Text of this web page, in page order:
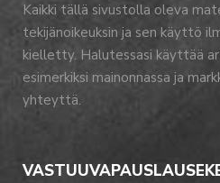
Kaikki tällä sivustolla oleva
tekijänoikeuksin ja sen käyttö
kielletty. Halutessasi käyttää
esimerkiksi mainonnassa ja
yhteyttä.